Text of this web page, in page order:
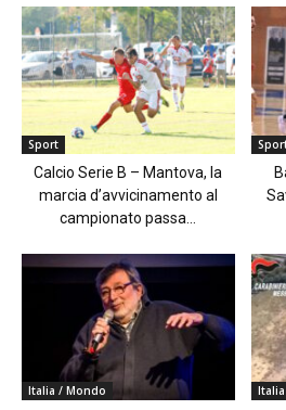
Sport
Calcio Serie B – Mantova, la
marcia d’avvicinamento al
campionato passa...
Italia / Mondo